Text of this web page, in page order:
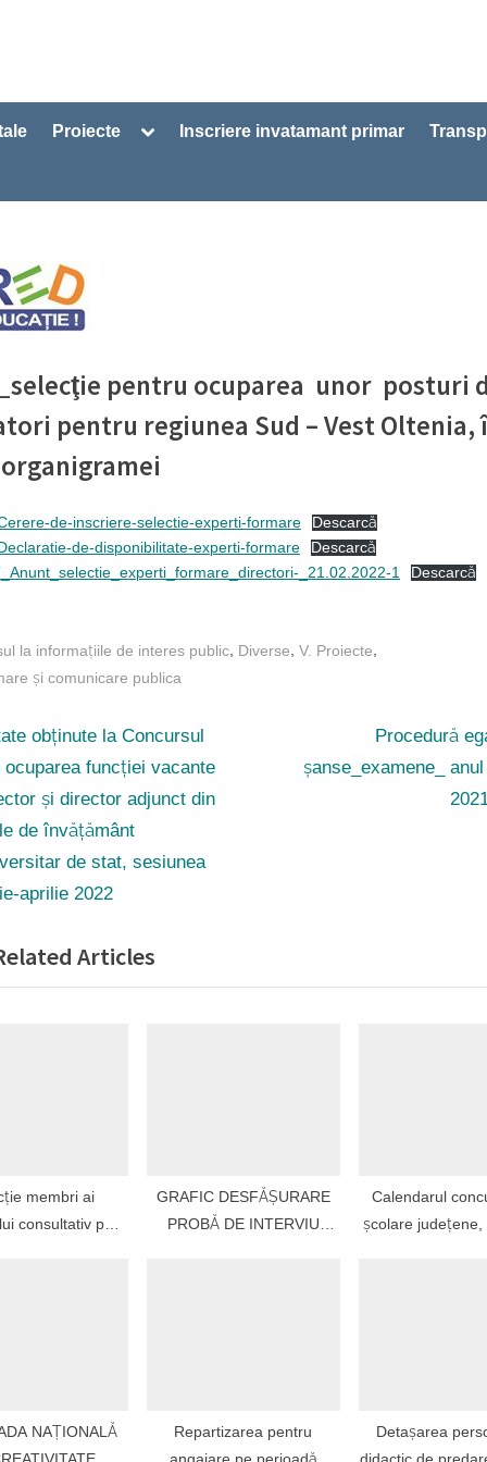
Proiecte
ToggleInscriere invatamant primar
pentru ocuparea unor posturi
pentru regiunea Sud – Vest Oltenia,
de-inscriere-selectie-experti-formare
Descarcă
de-disponibilitate-experti-formare
Descarcă
_21.02.2022-1
Descarcă
la informațiile de interes public Diverse V. Proiecte
și comunicare publica
obținute la Concursul
ocuparea funcției vacante
și director adjunct din
de învățământ
de stat, sesiunea
aprilie 2022
N
e
:
Procedură
șanse_examene_
Articles
membri ai
consultativ pe
GRAFIC DESFĂȘURARE
PROBĂ DE INTERVIU
Calendarul
școlare județene,
NAȚIONALĂ
Repartizarea pentru
angajare pe perioadă
Detașarea
didactic de